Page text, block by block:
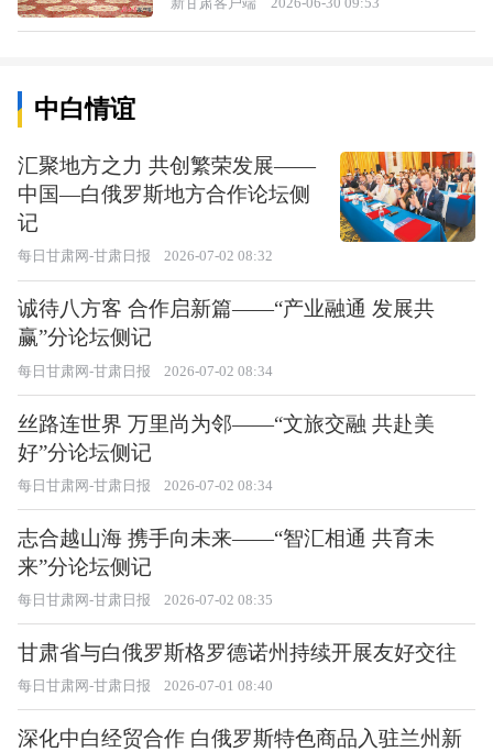
新甘肃客户端 2026-06-30 09:53
中白情谊
汇聚地方之力 共创繁荣发展——
中国—白俄罗斯地方合作论坛侧
记
每日甘肃网-甘肃日报 2026-07-02 08:32
诚待八方客 合作启新篇——“产业融通 发展共
赢”分论坛侧记
每日甘肃网-甘肃日报 2026-07-02 08:34
丝路连世界 万里尚为邻——“文旅交融 共赴美
好”分论坛侧记
每日甘肃网-甘肃日报 2026-07-02 08:34
志合越山海 携手向未来——“智汇相通 共育未
来”分论坛侧记
每日甘肃网-甘肃日报 2026-07-02 08:35
甘肃省与白俄罗斯格罗德诺州持续开展友好交往
每日甘肃网-甘肃日报 2026-07-01 08:40
深化中白经贸合作 白俄罗斯特色商品入驻兰州新